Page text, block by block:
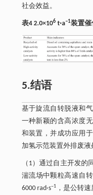
社会效益。
表4 2.0×106t·a–1装置催
5.结语
基于旋流自转脱液和
一种新颖的含高浓度
和装置，并成功应用
加氢示范装置外排废液
（1）通过自主开发
湍流场中颗粒高速自
6000 rad·s–1 ，是公转速